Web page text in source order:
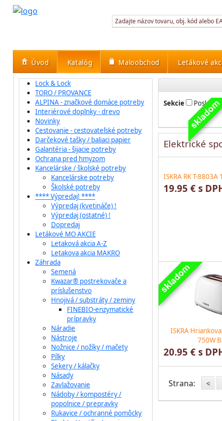
Úvod Katalóg Maloobchod Letákové
Lock & Lock
TORO / PROVANCE
ALPINA - značkové domáce potreby
Interiérové doplnky - drevo
Novinky
Cestovanie - cestovateľské potreby
Darčekové tašky / baliaci papier
Galantéria - šijacie potreby
Ochrana pred hmyzom
Kancelárske / školské potreby
Kancelárske potreby
Školské potreby
**** Výpredaj! ****
Výpredaj (kvetináče) !
Výpredaj (ostatné) !
Dopredaj
Letákové MO AKCIE
Letaková akcia A-Z
Letakova akcia MAKRO
Záhrada
Semená
Kwazar® postrekovače a
príslušenstvo
Hnojivá / substráty / zeminy
FINEBIO-enzymatické
prípravky
Náradie
Nástroje
Nožnice / nožíky / mačety
Pílky
Sekery / kálačky
Násady
Zavlažovanie
Nádoby / kompostéry /
popolnice / prepravky
Rukavice / ochranné pomôcky
Sekcie
Elektrické
ISKRA RK T-8803A
19.95 € s
ISKRA
750W
20.95 € s
Strana: <